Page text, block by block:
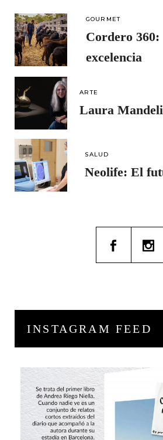
GOURMET
Cordero
excelencia
ARTE
Laura
SALUD
Neolife: El
INSTAGRAM FEED